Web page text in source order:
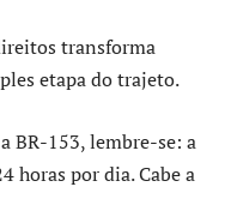
transforma
etapa do trajeto.
BR-153, lembre-se: a
horas por dia. Cabe a